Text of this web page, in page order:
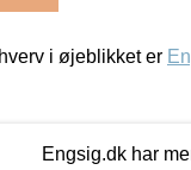
i øjeblikket er
Engsig.dk har